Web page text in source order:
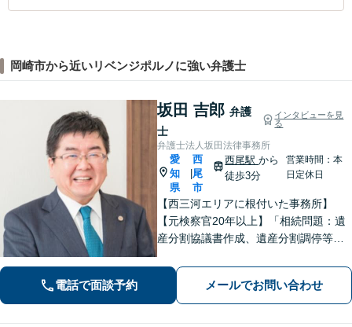
岡崎市から近いリベンジポルノに強い弁護士
坂田 吉郎 弁護
士
インタビューを見
る
弁護士法人坂田法律事務所
愛
知
県
西
尾
市
西尾駅から
徒歩3分
営業時間：本
日定休日
【西三河エリアに根付いた事務所】
【元検察官20年以上】「相続問題：遺
産分割協議書作成、遺産分割調停等を
税理士・社労士がいます】不当解雇・
未払い残業代・就業規則の整備など対
応【当日/夜間/土日対応可】
電話で面談予約 メールでお問い合わせ